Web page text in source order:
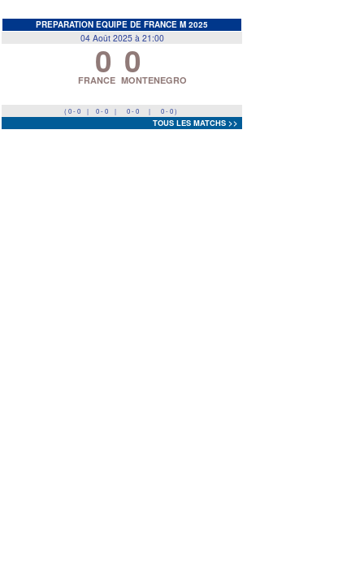
PREPARATION EQUIPE DE FRANCE M 2025
04 Août 2025 à 21:00
0
FRANCE 0
MONTENEGRO
( 0 - 0 | 0 - 0 | 0 - 0 | 0 - 0 )
TOUS LES MATCHS >>